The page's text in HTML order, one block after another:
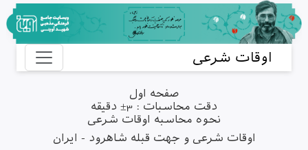
اوقات شرعی
صفحه اول
دقت محاسبات : 3± دقیقه
نحوه محاسبه اوقات شرعی
اوقات شرعی و جهت قبله شاهرود - ایران